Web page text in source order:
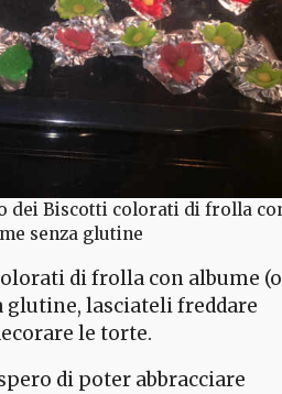
dei Biscotti colorati di frolla
senza glutine
di frolla con albume (o
glutine, lasciateli freddare
le torte.
di poter abbracciare